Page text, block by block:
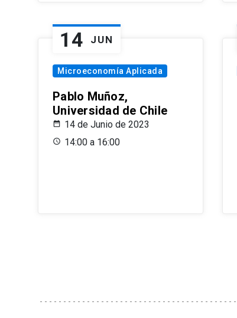
14 JUN
Microeconomía Aplicada
Pablo Muñoz,
Universidad de Chile
14 de Junio de 2023
14:00 a 16:00